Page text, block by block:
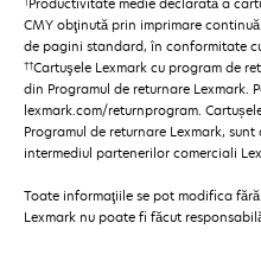
CMY obţinută prin imprimare
de pagini standard, în conformitate
††Cartuşele Lexmark cu program de
din Programul de returnare Lexmark.
lexmark.com/returnprogram.
Programul de returnare Lexmark,
intermediul partenerilor comerciali
Toate informaţiile se pot modifica
Lexmark nu poate fi făcut